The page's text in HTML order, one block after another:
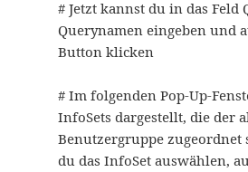
# Jetzt kannst du in das Feld
Querynamen eingeben und
Button klicken
# Im folgenden Pop-Up-
InfoSets dargestellt, die der
Benutzergruppe
du das InfoSet auswählen,